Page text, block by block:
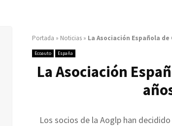
Portada » Noticias » La Asociación Española
Ecoauto España
La Asociación
Los socios de la Aoglp han